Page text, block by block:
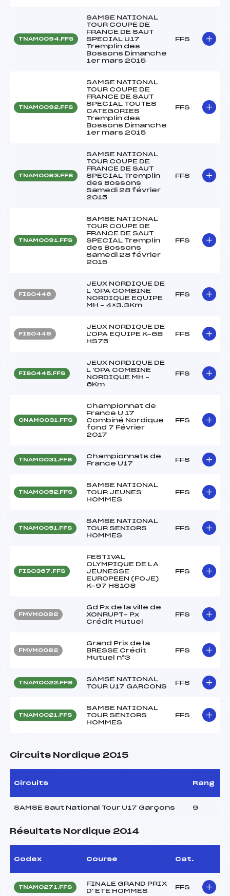
TNAM0094.FFS
SAMSE NATIONAL
TOUR COUPE DE
FRANCE DE SAUT
SPECIAL U17
Tremplin des
Bossons Dimanche
1er mars 2015
FFS
TNAM0092.FFS
SAMSE NATIONAL
TOUR COUPE DE
FRANCE DE SAUT
SPECIAL TOUTES
CATEGORIES
Tremplin des
Bossons Dimanche
1er mars 2015
FFS
TNAM0093.FFS
SAMSE NATIONAL
TOUR COUPE DE
FRANCE DE SAUT
SPECIAL Tremplin
des Bossons
Samedi 28 février
2015
FFS
TNAM0091.FFS
SAMSE NATIONAL
TOUR COUPE DE
FRANCE DE SAUT
SPECIAL Tremplin
des Bossons
Samedi 28 février
2015
FFS
FIS0446
JEUX NORDIQUE DE
L 'OPA COMBINE
NORDIQUE EQUIPE
MH – 4×3.3Km
FFS
FIS0449
JEUX NORDIQUE DE
L'OPA EQUIPE K-68
HS75
FFS
FIS0445.FFS
JEUX NORDIQUE DE
L 'OPA COMBINE
NORDIQUE MH –
6Km
FFS
CNAM0031.FFS
Championnat de
France U 17
Combiné Nordique
fond 7 Février
2017
FFS
TNAM0031.FFS
Championnats de
France U17
FFS
TNAM0052.FFS
SAMSE NATIONAL
TOUR JEUNES
HOMMES
FFS
TNAM0051.FFS
SAMSE NATIONAL
TOUR SENIORS
HOMMES
FFS
FIS0367.FFS
FESTIVAL
OLYMPIQUE DE LA
JEUNESSE
EUROPEEN (FOJE)
K-97 HS108
FFS
FMVM0092
Gd Px de la ville de
XONRUPT- Px
Crédit Mutuel
FFS
FMVM0082
Grand Prix de la
BRESSE Crédit
Mutuel n°3
FFS
TNAM0022.FFS
SAMSE NATIONAL
TOUR U17 GARCONS
FFS
TNAM0021.FFS
SAMSE NATIONAL
TOUR SENIORS
HOMMES
FFS
Circuits Nordique 2015
Circuits Rang
SAMSE Saut National Tour U17 Garçons 9
Résultats Nordique 2014
Codex Course Cat.
TNAM0271.FFS
FINALE GRAND PRIX
D' ETE HOMMES
FFS